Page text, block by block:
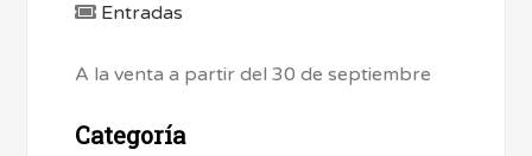
Entradas
A la venta a partir del 30 de septiembre
Categoría